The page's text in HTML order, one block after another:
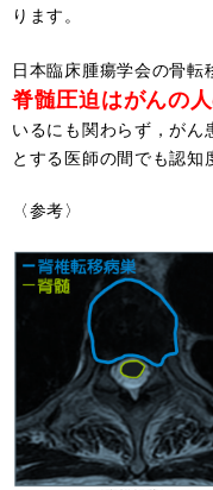
ります。
日本臨床腫瘍学会の骨転
脊髄圧迫はがんの
いるにも関わらず，がん
とする医師の間でも認知
〈参考〉